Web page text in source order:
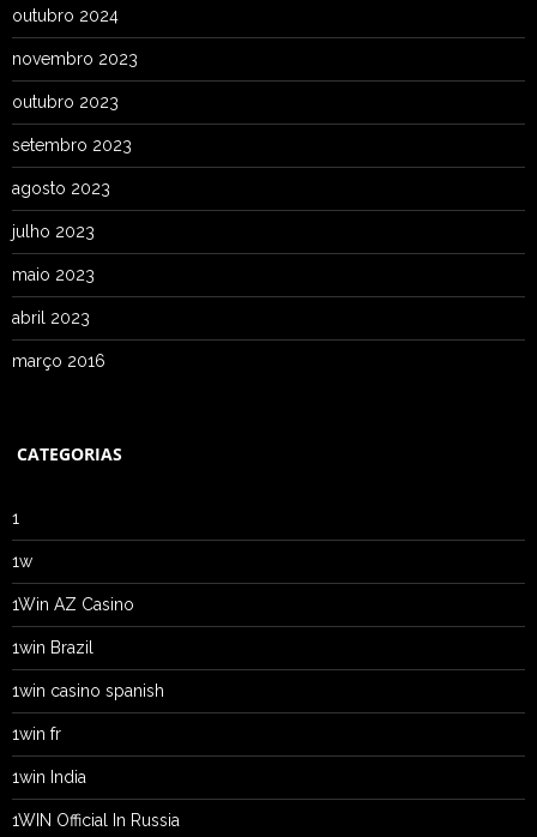
outubro 2024
novembro 2023
outubro 2023
setembro 2023
agosto 2023
julho 2023
maio 2023
abril 2023
março 2016
CATEGORIAS
1
1w
1Win AZ Casino
1win Brazil
1win casino spanish
1win fr
1win India
1WIN Official In Russia